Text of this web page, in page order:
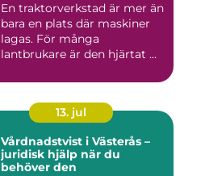
En traktorverkstad är mer än
bara en plats där maskiner
lagas. För många
lantbrukare är den hjärtat ...
13. jul
Vårdnadstvist i Västerås –
juridisk hjälp när du
behöver den